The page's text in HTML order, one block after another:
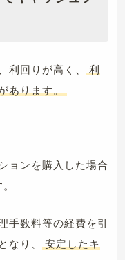
利回りが高く、
利
あります。
ョンを購入した場合
手数料等の経費を引
なり、
安定したキ